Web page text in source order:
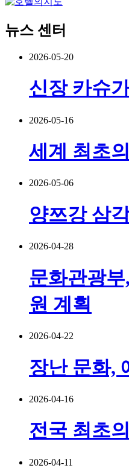
뉴스 센터
2026-05-20
신장 카슈
2026-05-16
세계 최초
2026-05-06
양쯔강 삼
2026-04-28
문화관광
원 계획
2026-04-22
장난 문화,
2026-04-16
전국 최초
2026-04-11